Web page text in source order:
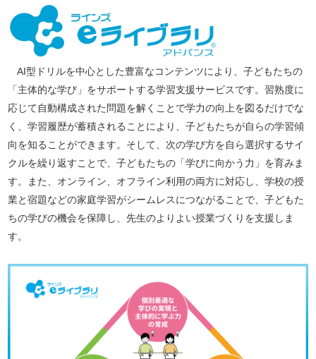
AI型ドリルを中心とした豊富なコンテンツにより、子どもたちの
「主体的な学び」をサポートする学習支援サービスです。習熟度に
応じて自動構成された問題を解くことで学力の向上を図るだけでな
く、学習履歴が蓄積されることにより、子どもたちが自らの学習傾
向を知ることができます。そして、次の学び方を自ら選択するサイ
クルを繰り返すことで、子どもたちの「学びに向かう力」を育みま
す。また、オンライン、オフライン利用の両方に対応し、学校の授
業と宿題などの家庭学習がシームレスにつながることで、子どもた
ちの学びの機会を保障し、先生のよりよい授業づくりを支援しま
す。